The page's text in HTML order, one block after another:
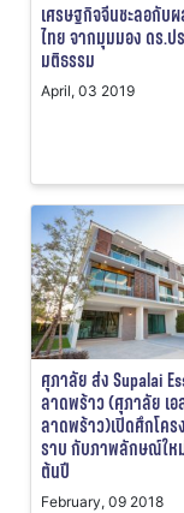
เศรษฐกิจจีนชะลอกับ
ไทย จากมุมมอง ดร.ป
มติธรรม
April, 03 2019
ศุภาลัย ส่ง Supalai
ลาดพร้าว (ศุภาลัย เอ
ลาดพร้าว)เปิดศึกโค
ราบ กับภาพลักษณ์ให
ต้นปี
February, 09 2018